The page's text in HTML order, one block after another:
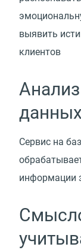
выявить
клиентов
данных
Сервис на
информации